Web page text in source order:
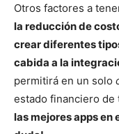
Otros factores a
la reducción de
crear diferentes
cabida a la
permitirá en un solo
estado financiero de
las mejores apps en